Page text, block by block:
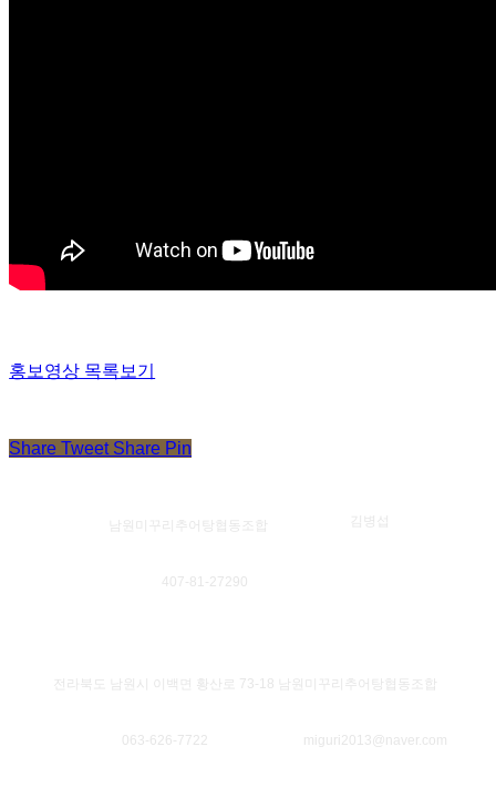
홍보영상 목록보기
Share Tweet Share Pin
남원미꾸리추어탕협동조합
407-81-27290
전라북도 남원시 이백면 황산로 73-18 남원미꾸리추어탕협동조합
063-626-7722 miguri2013@naver.com